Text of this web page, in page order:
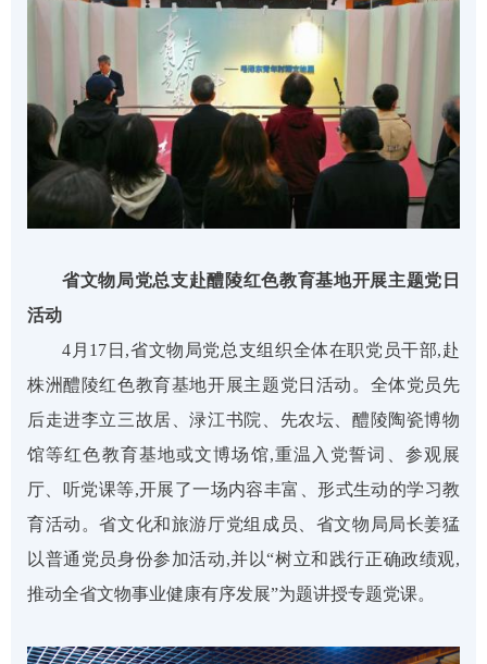
省文物局党总支赴醴陵红色教育基地开展主题党日
活动
4月17日 ,省文物局党总支组织全体在职党员干部,赴
株洲醴陵红色教育基地开展主题党日活动。全体党员先
后走进李立三故居、渌江书院、先农坛、醴陵陶瓷博物
馆等红色教育基地或文博场馆,重温入党誓词
参观展
厅、听党课等,开展了一场内容丰富、形式生动的学习教
育活动。省文化和旅游厅党组成员、省文物局局长姜猛
以普通党员身份参加活动,并 以“树立和践行正确政绩观,
推动全省文物事业健康有序发展”为题讲授专题党课。